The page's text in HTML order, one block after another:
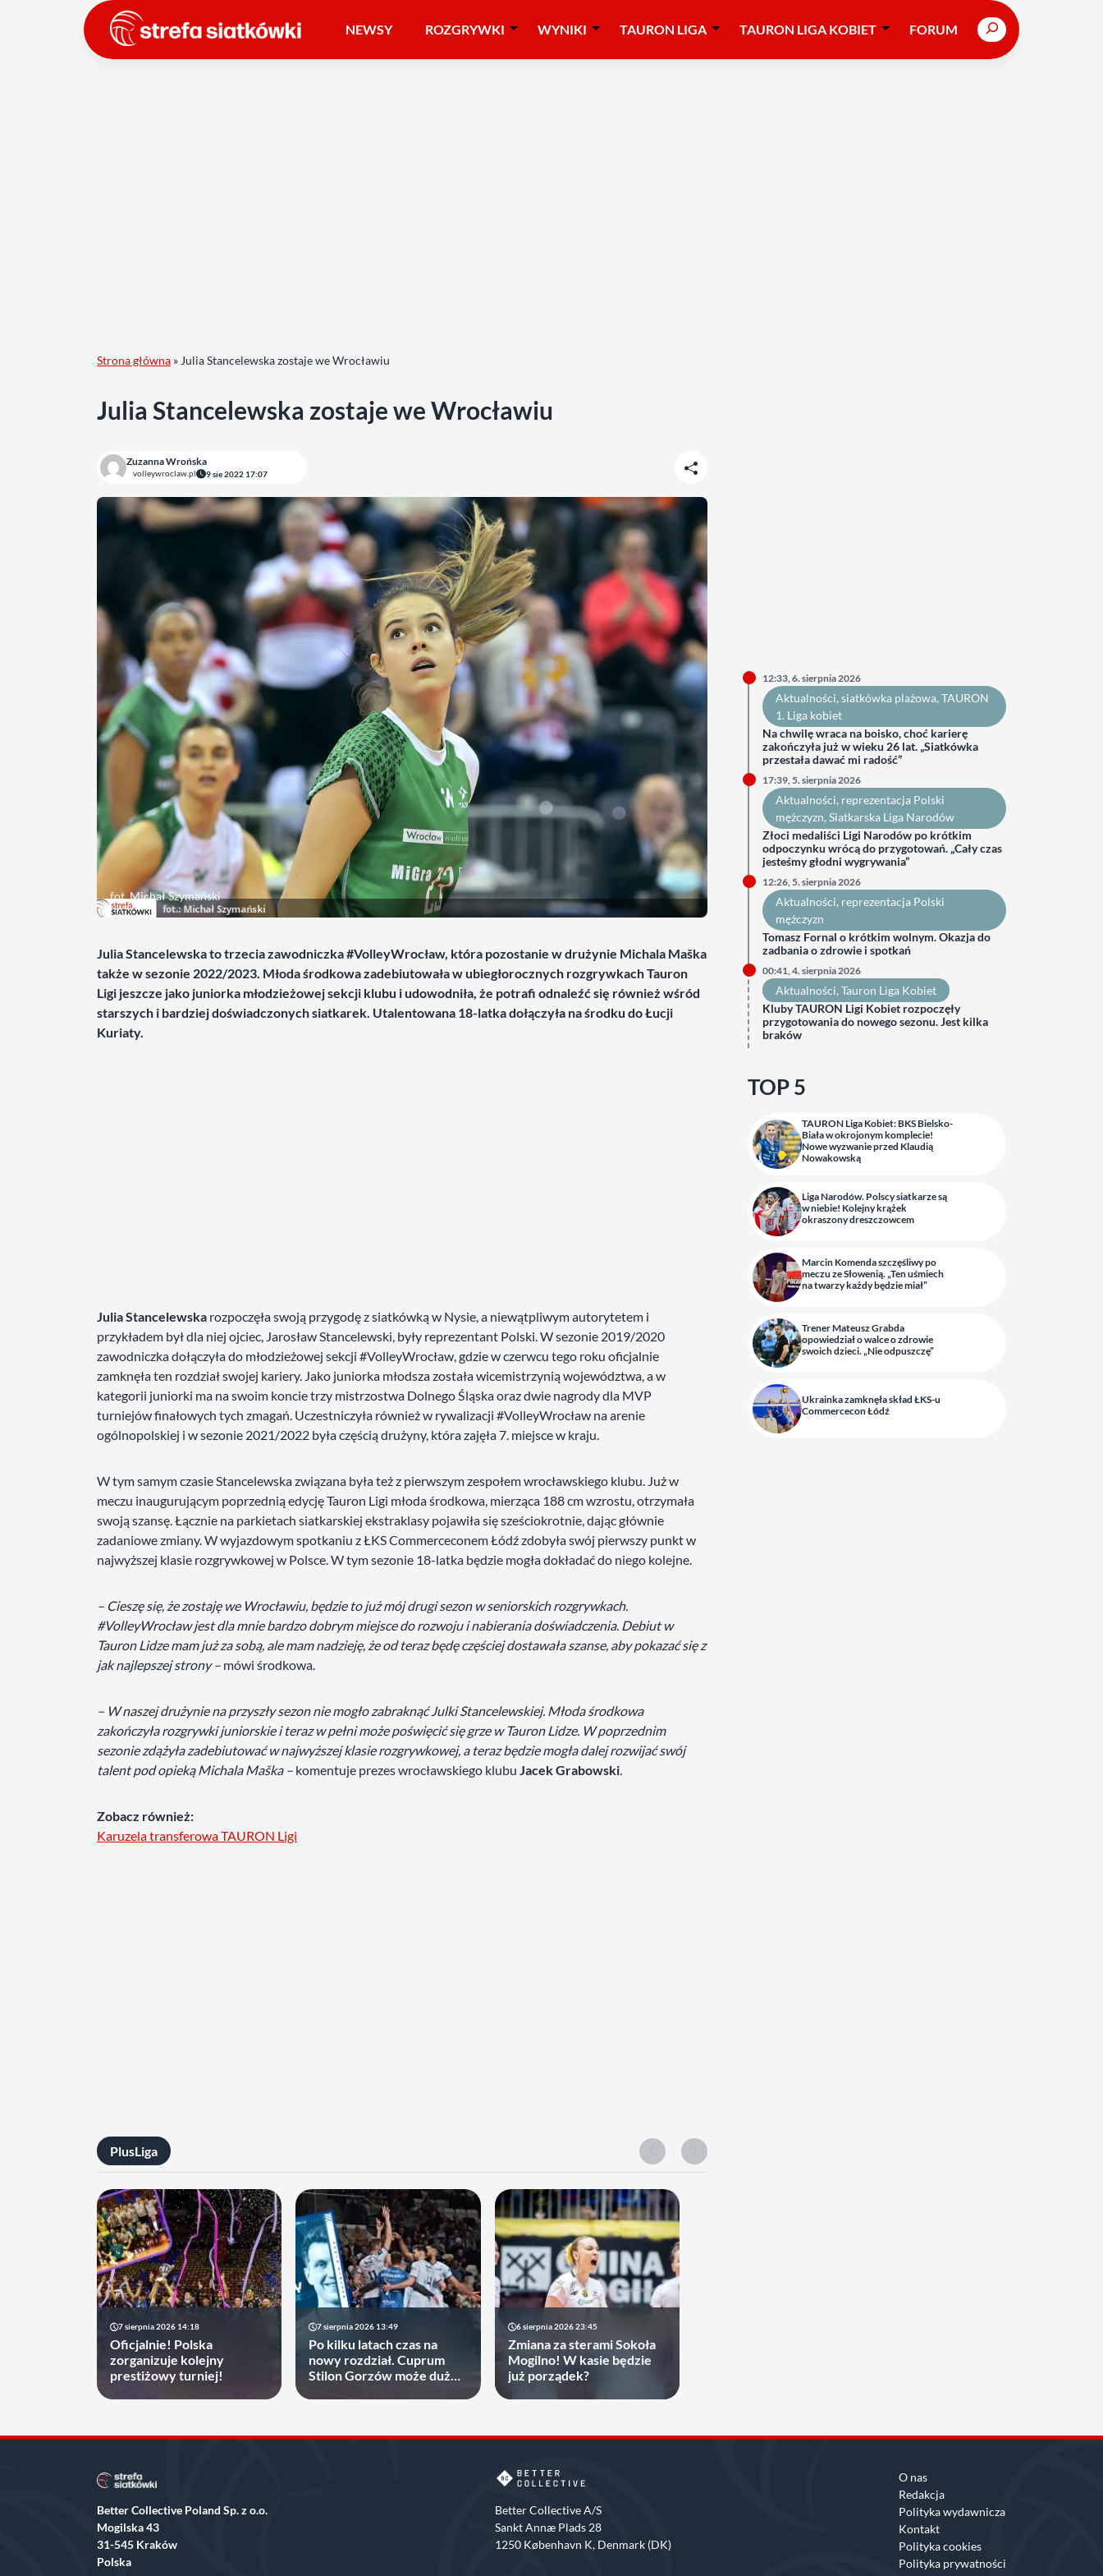
NEWSY ROZGRYWKI WYNIKI TAURON LIGA TAURON LIGA KOBIET FORUM Search
Strona główna » Julia Stancelewska zostaje we Wrocławiu
Julia Stancelewska zostaje we Wrocławiu
Zuzanna Wrońska
volleywroclaw.pl 9 sie 2022 17:07
fot. Michał Szymański
Julia Stancelewska to trzecia zawodniczka #VolleyWrocław, która pozostanie w drużynie Michala Maška
także w sezonie 2022/2023. Młoda środkowa zadebiutowała w ubiegłorocznych rozgrywkach Tauron
Ligi jeszcze jako juniorka młodzieżowej sekcji klubu i udowodniła, że potrafi odnaleźć się również wśród
starszych i bardziej doświadczonych siatkarek. Utalentowana 18-latka dołączyła na środku do Łucji
Kuriaty.
Julia Stancelewska rozpoczęła swoją przygodę z siatkówką w Nysie, a niewątpliwym autorytetem i
przykładem był dla niej ojciec, Jarosław Stancelewski, były reprezentant Polski. W sezonie 2019/2020
zawodniczka dołączyła do młodzieżowej sekcji #VolleyWrocław, gdzie w czerwcu tego roku oficjalnie
zamknęła ten rozdział swojej kariery. Jako juniorka młodsza została wicemistrzynią województwa, a w
kategorii juniorki ma na swoim koncie trzy mistrzostwa Dolnego Śląska oraz dwie nagrody dla MVP
turniejów finałowych tych zmagań. Uczestniczyła również w rywalizacji #VolleyWrocław na arenie
ogólnopolskiej i w sezonie 2021/2022 była częścią drużyny, która zajęła 7. miejsce w kraju.
W tym samym czasie Stancelewska związana była też z pierwszym zespołem wrocławskiego klubu. Już w
meczu inaugurującym poprzednią edycję Tauron Ligi młoda środkowa, mierząca 188 cm wzrostu, otrzymała
swoją szansę. Łącznie na parkietach siatkarskiej ekstraklasy pojawiła się sześciokrotnie, dając głównie
zadaniowe zmiany. W wyjazdowym spotkaniu z ŁKS Commerceconem Łódź zdobyła swój pierwszy punkt w
najwyższej klasie rozgrywkowej w Polsce. W tym sezonie 18-latka będzie mogła dokładać do niego kolejne.
– Cieszę się, że zostaję we Wrocławiu, będzie to już mój drugi sezon w seniorskich rozgrywkach.
#VolleyWrocław jest dla mnie bardzo dobrym miejsce do rozwoju i nabierania doświadczenia. Debiut w
Tauron Lidze mam już za sobą, ale mam nadzieję, że od teraz będę częściej dostawała szanse, aby pokazać się z
jak najlepszej strony – mówi środkowa.
– W naszej drużynie na przyszły sezon nie mogło zabraknąć Julki Stancelewskiej. Młoda środkowa
zakończyła rozgrywki juniorskie i teraz w pełni może poświęcić się grze w Tauron Lidze. W poprzednim
sezonie zdążyła zadebiutować w najwyższej klasie rozgrywkowej, a teraz będzie mogła dalej rozwijać swój
talent pod opieką Michala Maška – komentuje prezes wrocławskiego klubu Jacek Grabowski.
Zobacz również:
Karuzela transferowa TAURON Ligi
PlusLiga
7 sierpnia 2026 14:18
Oficjalnie! Polska
zorganizuje kolejny
prestiżowy turniej!
7 sierpnia 2026 13:49
Po kilku latach czas na
nowy rozdział. Cuprum
Stilon Gorzów może dużo
6 sierpnia 2026 23:45
Zmiana za sterami Sokoła
Mogilno! W kasie będzie
już porządek?
12:33, 6. sierpnia 2026
Aktualności, siatkówka plażowa, TAURON
1. Liga kobiet
Na chwilę wraca na boisko, choć karierę
zakończyła już w wieku 26 lat. „Siatkówka
przestała dawać mi radość”
17:39, 5. sierpnia 2026
Aktualności, reprezentacja Polski
mężczyzn, Siatkarska Liga Narodów
Złoci medaliści Ligi Narodów po krótkim
odpoczynku wrócą do przygotowań. „Cały czas
jesteśmy głodni wygrywania”
12:26, 5. sierpnia 2026
Aktualności, reprezentacja Polski
mężczyzn
Tomasz Fornal o krótkim wolnym. Okazja do
zadbania o zdrowie i spotkań
00:41, 4. sierpnia 2026
Aktualności, Tauron Liga Kobiet
Kluby TAURON Ligi Kobiet rozpoczęły
przygotowania do nowego sezonu. Jest kilka
braków
TOP 5
TAURON Liga Kobiet: BKS Bielsko-
Biała w okrojonym komplecie!
Nowe wyzwanie przed Klaudią
Nowakowską
Liga Narodów. Polscy siatkarze są
w niebie! Kolejny krążek
okraszony dreszczowcem
Marcin Komenda szczęśliwy po
meczu ze Słowenią. „Ten uśmiech
na twarzy każdy będzie miał”
Trener Mateusz Grabda
opowiedział o walce o zdrowie
swoich dzieci. „Nie odpuszczę”
Ukrainka zamknęła skład ŁKS-u
Commercecon Łódź
Better Collective Poland Sp. z o.o.
Mogilska 43
31-545 Kraków
Polska
Better Collective A/S
Sankt Annæ Plads 28
1250 København K, Denmark (DK)
O nas
Redakcja
Polityka wydawnicza
Kontakt
Polityka cookies
Polityka prywatności